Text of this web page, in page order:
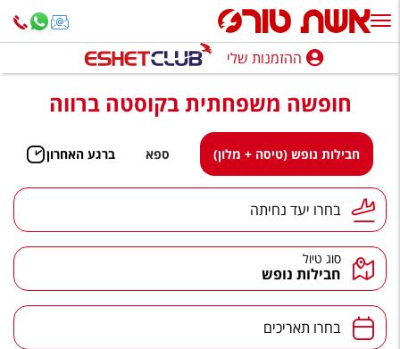
ההזמנות שלי
נופש בארץ
חופשה לפי סגנון
מלונות באילת
טיולים מאורגנים
סגנונות טיול
הרגע האחרון
ההזמנות שלי
חופשה משפחתית בקוסטה ברווה
חבילות נופש (טיסה + מלון) ספא ברגע האחרון
יעד נחיתהבחרו יעד נחיתה
סוג טיול
חבילות נופש
תאריכים בחרו תאריכים